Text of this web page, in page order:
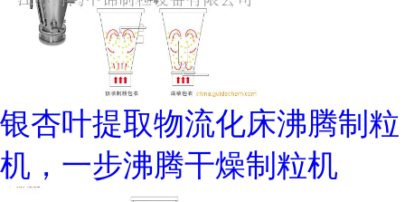
银杏叶提取物流化床沸腾制粒
机，一步沸腾干燥制粒机